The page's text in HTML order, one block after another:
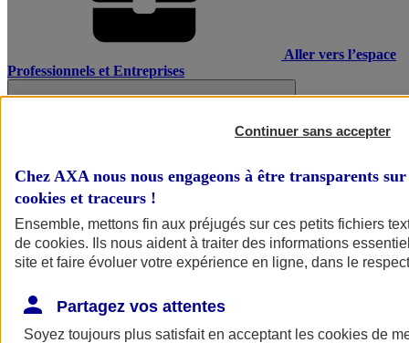
Aller vers l’espace
Professionnels et Entreprises
Continuer sans accepter
Chez AXA nous nous engageons à être transparents
cookies et traceurs !
Ensemble, mettons fin aux préjugés sur ces petits fichiers
de cookies. Ils nous aident à traiter des informations
site et faire évoluer votre expérience en ligne, dans le
Partagez vos attentes
Soyez toujours plus satisfait en acceptant les cookies de